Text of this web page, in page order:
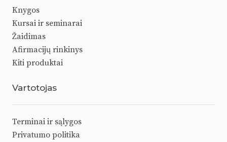
Knygos
Kursai ir seminarai
Žaidimas
Afirmacijų rinkinys
Kiti produktai
Vartotojas
Terminai ir sąlygos
Privatumo politika